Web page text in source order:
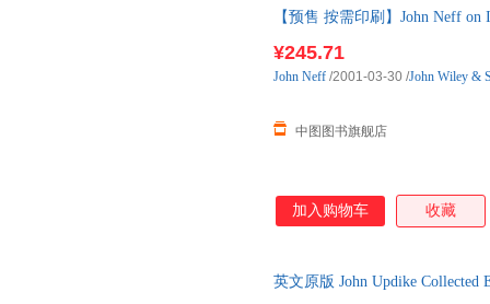
【预售 按需印刷】John Neff
¥245.71
中图图书旗舰店
John Neff /2001-03-30 /John Wiley &
加入购物车 收藏
英文原版 John Updike